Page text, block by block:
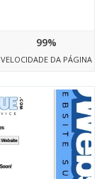
99%
VELOCIDADE DA PÁGINA